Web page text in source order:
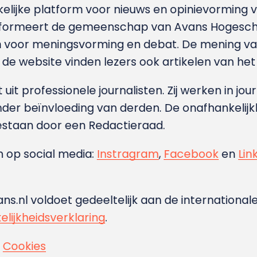
platform voor nieuws en
de gemeenschap van Avans
meningsvorming en debat. De mening
website vinden lezers ook artikelen van
professionele journalisten. Zij werken in
beïnvloeding van derden. De
door een Redactieraad.
op social media: Instragram, Facebooken
voldoet gedeeltelijk aan de
.
Cookies